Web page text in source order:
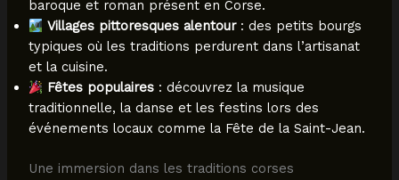
baroque et roman présent en Corse.
Villages pittoresques alentour: des petits bourgs
typiques où les traditions perdurent dans l’artisanat
et la cuisine.
Fêtes populaires : découvrez la musique
traditionnelle, la danse et les festins lors des
événements locaux comme la Fête de la Saint-Jean.
Une immersion dans les traditions corses